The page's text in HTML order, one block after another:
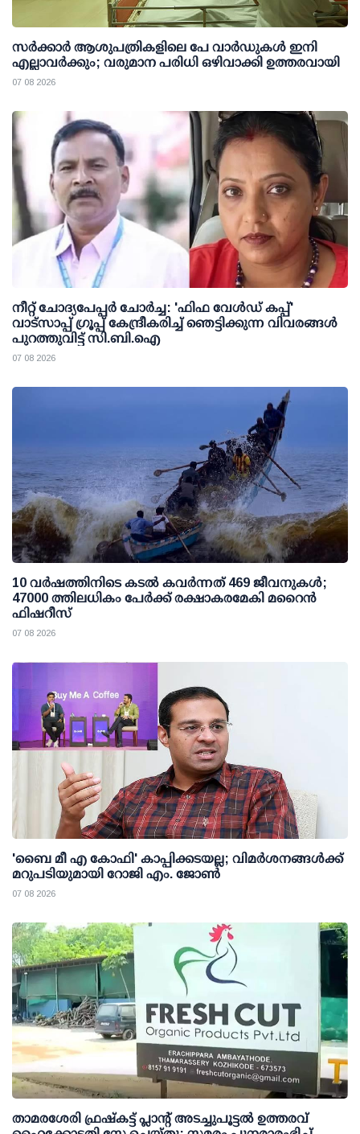
സര്‍ക്കാര്‍ ആശുപത്രികളിലെ പേ വാര്‍ഡുകള്‍ ഇനി
എല്ലാവര്‍ക്കും; വരുമാന പരിധി ഒഴിവാക്കി ഉത്തരവായി
07 08 2026
നീറ്റ് ചോദ്യപേപ്പര്‍ ചോര്‍ച്ച: 'ഫിഫ വേള്‍ഡ് കപ്പ്'
വാട്സാപ്പ് ഗ്രൂപ്പ് കേന്ദ്രീകരിച്ച് ഞെട്ടിക്കുന്ന വിവരങ്ങള്‍
പുറത്തുവിട്ട് സി.ബി.ഐ
07 08 2026
10 വര്‍ഷത്തിനിടെ കടല്‍ കവര്‍ന്നത് 469 ജീവനുകള്‍;
47000 ത്തിലധികം പേര്‍ക്ക് രക്ഷാകരമേകി മറൈന്‍
ഫിഷറീസ്
07 08 2026
'ബൈ മീ എ കോഫി' കാപ്പിക്കടയല്ല; വിമര്‍ശനങ്ങള്‍ക്ക്
മറുപടിയുമായി റോജി എം. ജോണ്‍
07 08 2026
താമരശേരി ഫ്രഷ്കട്ട് പ്ലാന്റ് അടച്ചുപൂട്ടൽ ഉത്തരവ്